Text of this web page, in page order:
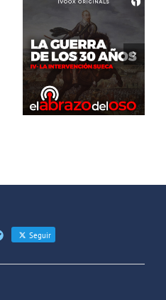
El Abrazo
del Oso.
Dinosaurios
Live Stream
Seguir